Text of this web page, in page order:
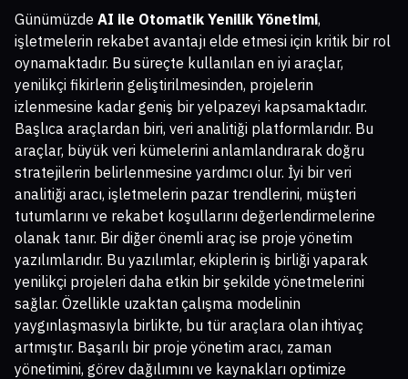
Günümüzde AI ile Otomatik Yenilik Yönetimi,
işletmelerin rekabet avantajı elde etmesi için kritik bir rol
oynamaktadır. Bu süreçte kullanılan en iyi araçlar,
yenilikçi fikirlerin geliştirilmesinden, projelerin
izlenmesine kadar geniş bir yelpazeyi kapsamaktadır.
Başlıca araçlardan biri, veri analitiği platformlarıdır. Bu
araçlar, büyük veri kümelerini anlamlandırarak doğru
stratejilerin belirlenmesine yardımcı olur. İyi bir veri
analitiği aracı, işletmelerin pazar trendlerini, müşteri
tutumlarını ve rekabet koşullarını değerlendirmelerine
olanak tanır. Bir diğer önemli araç ise proje yönetim
yazılımlarıdır. Bu yazılımlar, ekiplerin iş birliği yaparak
yenilikçi projeleri daha etkin bir şekilde yönetmelerini
sağlar. Özellikle uzaktan çalışma modelinin
yaygınlaşmasıyla birlikte, bu tür araçlara olan ihtiyaç
artmıştır. Başarılı bir proje yönetim aracı, zaman
yönetimini, görev dağılımını ve kaynakları optimize